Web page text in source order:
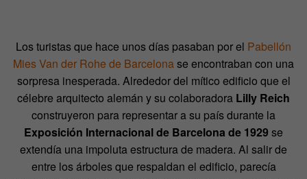
Los turistas que hace unos días pasaban por el Pabellón
Mies Van der Rohe de Barcelona se encontraban con una
sorpresa inesperada. Alrededor del mítico edificio que el
célebre arquitecto alemán y su colaboradora Lilly Reich
construyeron para representar a su país durante la
Exposición Internacional de Barcelona de 1929 se
extendía una impoluta estructura de madera. Al salir de
entre los árboles que respaldan el edificio, parecía